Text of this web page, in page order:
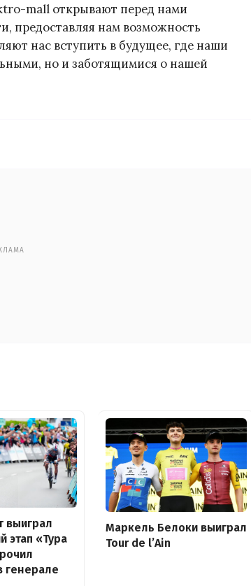
mall открывают перед нами
предоставляя нам возможность
нас вступить в будущее, где наши
но и заботящимися о нашей
выиграл
этап «Тура
генерале
Маркель Белоки выиграл
Tour de l’Ain